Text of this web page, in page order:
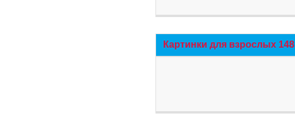
Картинки для взрослых 148